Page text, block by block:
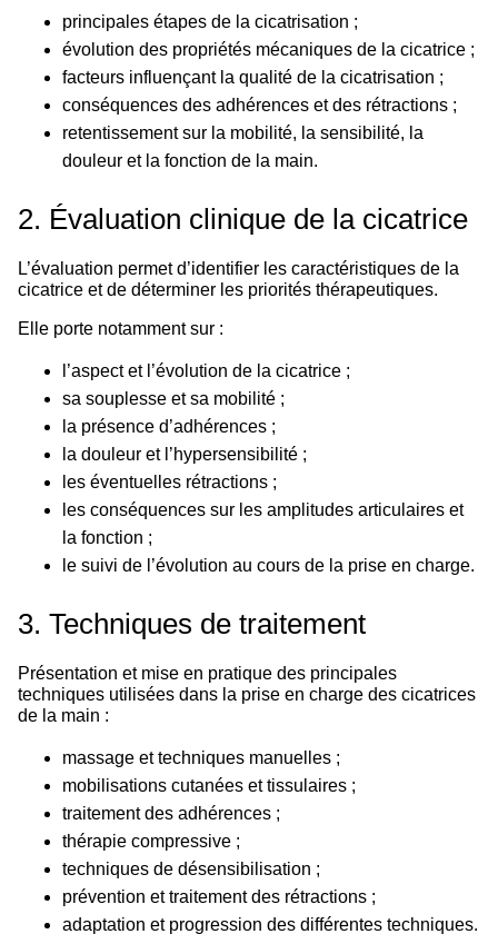
principales étapes de la cicatrisation ;
évolution des propriétés mécaniques de la cicatrice ;
facteurs influençant la qualité de la cicatrisation ;
conséquences des adhérences et des rétractions ;
retentissement sur la mobilité, la sensibilité, la
douleur et la fonction de la main.
2. Évaluation clinique de la cicatrice
L’évaluation permet d’identifier les caractéristiques de la
cicatrice et de déterminer les priorités thérapeutiques.
Elle porte notamment sur :
l’aspect et l’évolution de la cicatrice ;
sa souplesse et sa mobilité ;
la présence d’adhérences ;
la douleur et l’hypersensibilité ;
les éventuelles rétractions ;
les conséquences sur les amplitudes articulaires et
la fonction ;
le suivi de l’évolution au cours de la prise en charge.
3. Techniques de traitement
Présentation et mise en pratique des principales
techniques utilisées dans la prise en charge des cicatrices
de la main :
massage et techniques manuelles ;
mobilisations cutanées et tissulaires ;
traitement des adhérences ;
thérapie compressive ;
techniques de désensibilisation ;
prévention et traitement des rétractions ;
adaptation et progression des différentes techniques.